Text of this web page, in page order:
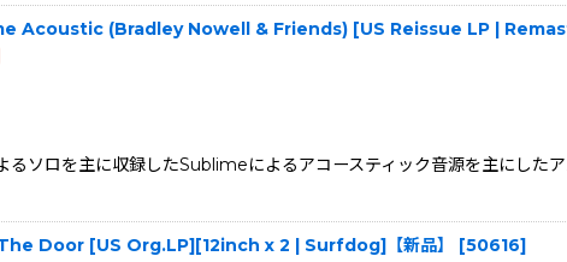
Acoustic (Bradley Nowell & Friends) [US Reissue LP |
ソロを主に収録したSublimeによるアコースティック音源を主にした
Door [US Org.LP][12inch x 2 | Surfdog]【新品】 [50616]